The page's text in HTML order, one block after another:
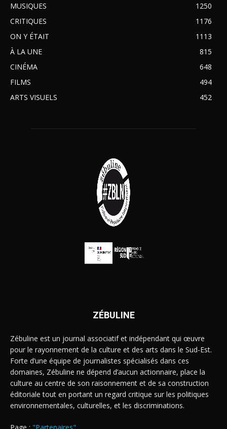
MUSIQUES
1250
CRITIQUES
1176
ON Y ÉTAIT
1113
À LA UNE
815
CINÉMA
648
FILMS
494
ARTS VISUELS
452
ZÉBULINE
Zébuline est un journal associatif et indépendant qui œuvre
pour le rayonnement de la culture et des arts dans le Sud-Est.
Forte d’une équipe de journalistes spécialisés dans ces
domaines, Zébuline ne dépend d’aucun actionnaire, place la
culture au centre de son raisonnement et de sa construction
éditoriale tout en portant un regard critique sur les politiques
environnementales, culturelles, et les discriminations.